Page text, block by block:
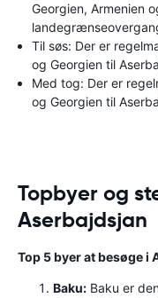
Georgien, Armenien
Til søs: Der er
og Georgien til
Med tog: Der er
og Georgien til
Topbyer og
Aserbajdsjan
Top 5 byer at besøge i
Baku: Baku er